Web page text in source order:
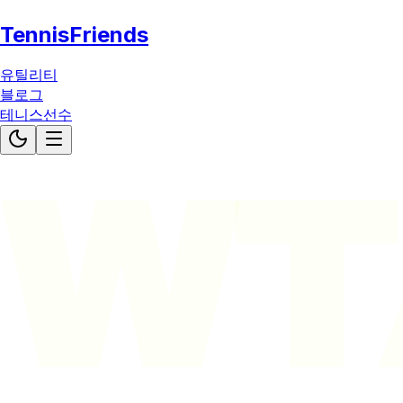
TennisFriends
유틸리티
블로그
테니스선수